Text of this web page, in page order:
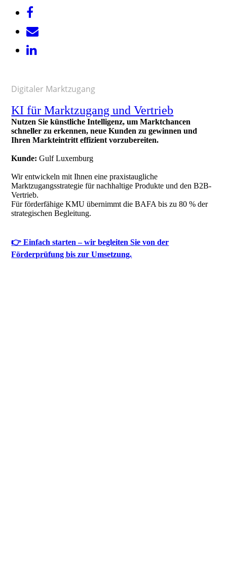
Digitaler Marktzugang
KI für Marktzugang und Vertrieb
Nutzen Sie künstliche Intelligenz, um Marktchancen
schneller zu erkennen, neue Kunden zu gewinnen und
Ihren Markteintritt effizient vorzubereiten.
Kunde:Gulf Luxemburg
Wir entwickeln mit Ihnen eine praxistaugliche
Marktzugangsstrategie für nachhaltige Produkte und den B2B-
Vertrieb.
Für förderfähige KMU übernimmt die BAFA bis zu 80 % der
strategischen Begleitung.
👉 Einfach starten – wir begleiten Sie von der
Förderprüfung bis zur Umsetzung.